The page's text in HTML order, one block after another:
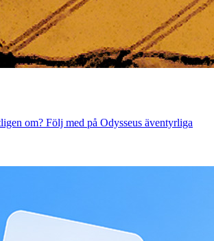
om? Följ med på Odysseus äventyrliga